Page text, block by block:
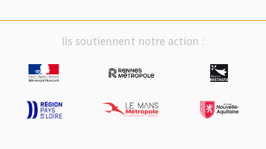
Ils soutiennent notre action :